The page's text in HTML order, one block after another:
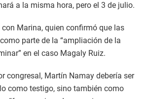
a la misma hora, pero el 3 de julio.
con Marina, quien confirmó que las
parte de la “ampliación de la
en el caso Magaly Ruiz.
congresal, Martín Namay debería ser
como testigo, sino también como